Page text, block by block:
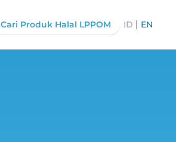
Cari Produk Halal LPPOM ID | EN